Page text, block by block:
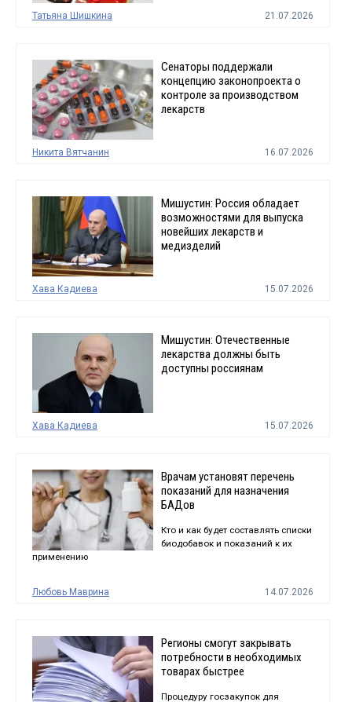
Татьяна Шишкина 21.07.2026
Сенаторы поддержали
концепцию законопроекта о
контроле за производством
лекарств
Никита Вятчанин 16.07.2026
Мишустин: Россия обладает
возможностями для выпуска
новейших лекарств и
медизделий
Хава Кадиева 15.07.2026
Мишустин: Отечественные
лекарства должны быть
доступны россиянам
Хава Кадиева 15.07.2026
Врачам установят перечень
показаний для назначения
БАДов
Кто и как будет составлять списки
биодобавок и показаний к их
применению
Любовь Маврина 14.07.2026
Регионы смогут закрывать
потребности в необходимых
товарах быстрее
Процедуру госзакупок для